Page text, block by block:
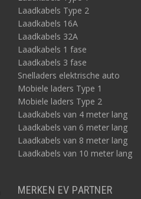
Laadkabels Type 2
Laadkabels 16A
Laadkabels 32A
Laadkabels 1 fase
Laadkabels 3 fase
Snelladers elektrische auto
Mobiele laders Type 1
Mobiele laders Type 2
Laadkabels van 4 meter lang
Laadkabels van 6 meter lang
Laadkabels van 8 meter lang
Laadkabels van 10 meter lang
MERKEN EV PARTNER